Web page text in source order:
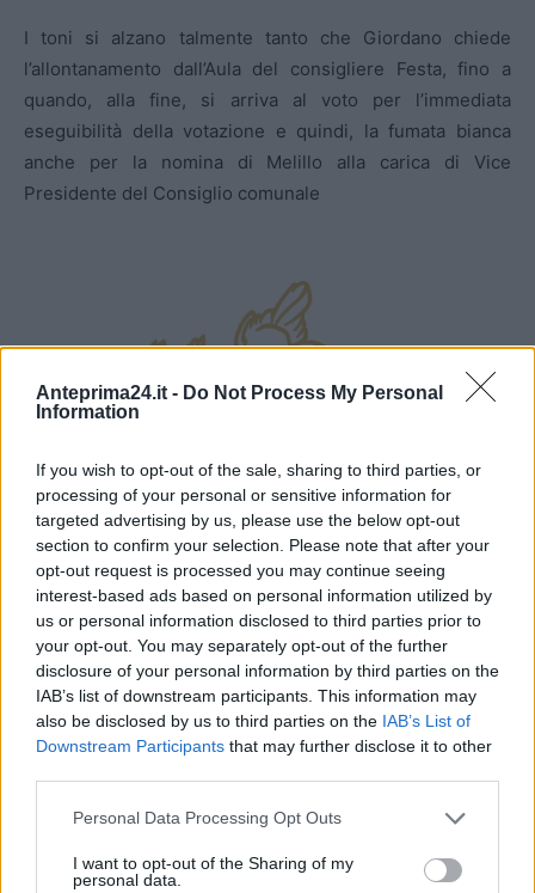
Anteprima24.it - Do Not Process My Personal
Information
If you wish to opt-out of the sale, sharing to third parties, or
processing of your personal or sensitive information for
targeted advertising by us, please use the below opt-out
section to confirm your selection. Please note that after your
opt-out request is processed you may continue seeing
interest-based ads based on personal information utilized by
us or personal information disclosed to third parties prior to
your opt-out. You may separately opt-out of the further
disclosure of your personal information by third parties on the
IAB’s list of downstream participants. This information may
also be disclosed by us to third parties on the IAB’s List of
Downstream Participants that may further disclose it to other
Please note that this website/app uses one or more Google
not limited to your visit or usage behaviour. You may click to
grant or deny consent to Google and its third-party tags to
Personal Data Processing Opt Outs
I want to opt-out of the Sharing of my
personal data.
I toni si alzano talmente tanto che Giordano chiede
l’allontanamento dall’Aula del consigliere Festa, fino a
quando, alla fine, si arriva al voto per l’immediata
eseguibilità della votazione e quindi, la fumata bianca
anche per la nomina di Melillo alla carica di Vice
Presidente del Consiglio comunale